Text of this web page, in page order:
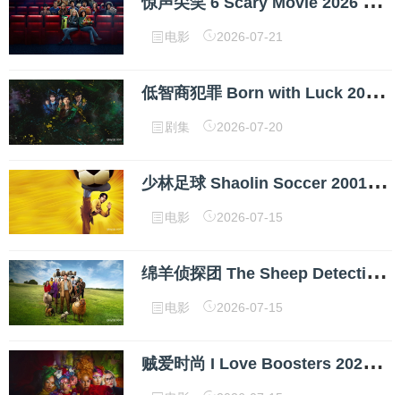
电影 2026-07-21
低
智商犯罪 Born with Luck 2026 1080p 高清中字 网盘下载
剧集 2026-07-20
少
林足球 Shaolin Soccer 2001 1080p 高清中字 网盘下载
电影 2026-07-15
绵
羊侦探团 The Sheep Detectives 2025 1080p 高清中字 网盘下载
电影 2026-07-15
贼
爱时尚 I Love Boosters 2026 1080p 高清中字 网盘下载